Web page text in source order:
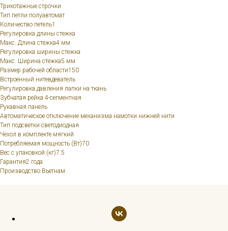
Трикотажные строчки
Тип петли полуавтомат
Количество петель1
Регулировка длины стежка
Макс. Длина стежка4 мм
Регулировка ширины стежка
Макс. Ширина стежка5 мм
Размер рабочей области150
Встроенный нитевдеватель
Регулировка давления лапки на ткань
Зубчатая рейка 4-сегментная
Рукавная панель
Автоматическое отключение механизма намотки нижней нити
Тип подсветки светодиодная
Чехол в комплекте мягкий
Потребляемая мощность (Вт)70
Вес с упаковкой (кг)7.5
Гарантия2 года
Производство Вьетнам